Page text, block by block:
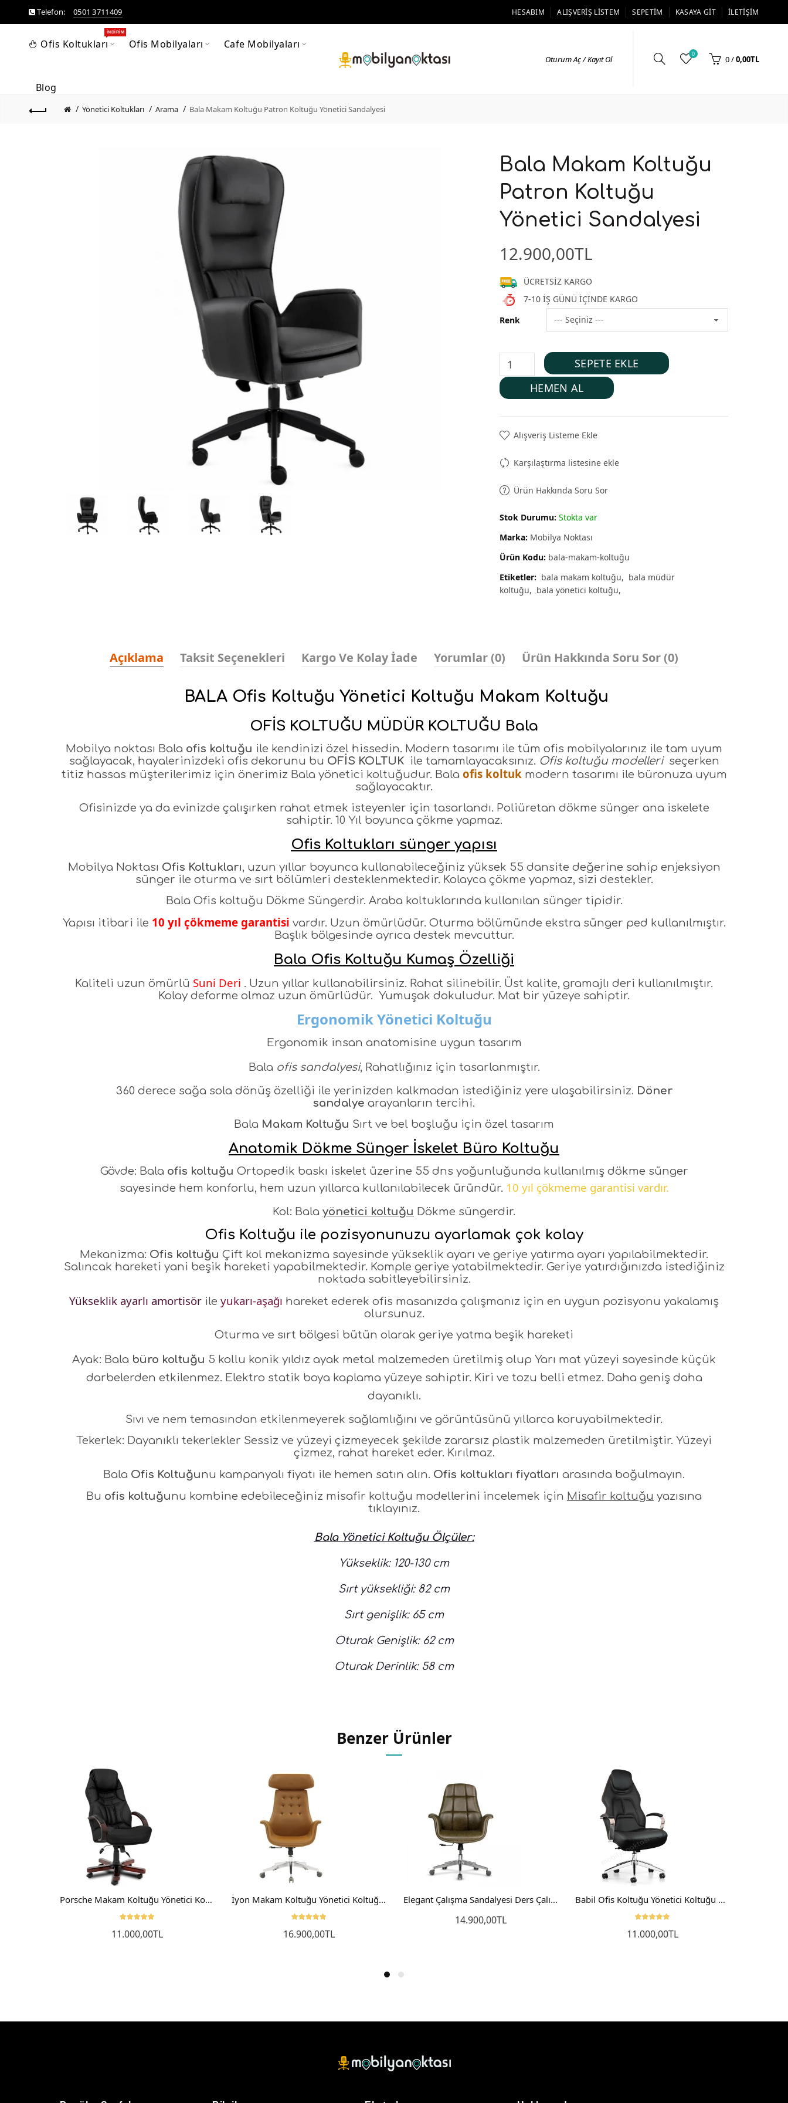
Telefon: 0501 3711409 HESABIM ALIŞVERIŞ LISTEM SEPETIM KASAYA GIT İLETIŞIM
Ofis Koltukları
İNDIRIM
Ofis Mobilyaları Cafe Mobilyaları
Blog
Oturum Aç / Kayıt Ol 0 0/0,00TL
Yönetici Koltukları Arama Bala Makam Koltuğu Patron Koltuğu Yönetici Sandalyesi
Bala Makam Koltuğu
Patron Koltuğu
Yönetici Sandalyesi
12.900,00TL
ÜCRETSİZ KARGO
7-10 İŞ GÜNÜ İÇİNDE KARGO
Renk
SEPETE EKLE
HEMEN AL
Alışveriş Listeme Ekle
Karşılaştırma listesine ekle
Ürün Hakkında Soru Sor
Stok Durumu: Stokta var
Marka: Mobilya Noktası
Ürün Kodu: bala-makam-koltuğu
Etiketler: bala makam koltuğu
bala müdür
koltuğu
bala yönetici koltuğu
Açıklama Taksit Seçenekleri Kargo Ve Kolay İade Yorumlar (0) Ürün Hakkında Soru Sor (0)
BALA Ofis Koltuğu Yönetici Koltuğu Makam Koltuğu
OFİS KOLTUĞU MÜDÜR KOLTUĞU Bala
Mobilya noktası Bala ofis koltuğu ile kendinizi özel hissedin. Modern tasarımı ile tüm ofis mobilyalarınız ile tam uyum
sağlayacak, hayalerinizdeki ofis dekorunu bu OFİS KOLTUKile tamamlayacaksınız. Ofis koltuğu modelleri seçerken
titiz hassas müşterilerimiz için önerimiz Bala yönetici koltuğudur. Bala ofis koltukmodern tasarımı ile büronuza uyum
sağlayacaktır.
Ofisinizde ya da evinizde çalışırken rahat etmek isteyenler için tasarlandı. Poliüretan dökme sünger ana iskelete
sahiptir. 10 Yıl boyunca çökme yapmaz.
Ofis Koltukları sünger yapısı
Mobilya Noktası Ofis Koltukları, uzun yıllar boyunca kullanabileceğiniz yüksek 55 dansite değerine sahip enjeksiyon
sünger ile oturma ve sırt bölümleri desteklenmektedir. Kolayca çökme yapmaz, sizi destekler.
Bala Ofis koltuğu Dökme Süngerdir. Araba koltuklarında kullanılan sünger tipidir.
Yapısı itibari ile 10 yıl çökmeme garantisi vardır. Uzun ömürlüdür. Oturma bölümünde ekstra sünger ped kullanılmıştır.
Başlık bölgesinde ayrıca destek mevcuttur.
Bala Ofis Koltuğu Kumaş Özelliği
Kaliteli uzun ömürlü Suni Deri . Uzun yıllar kullanabilirsiniz. Rahat silinebilir. Üst kalite, gramajlı deri kullanılmıştır.
Kolay deforme olmaz uzun ömürlüdür. Yumuşak dokuludur. Mat bir yüzeye sahiptir.
Ergonomik Yönetici Koltuğu
Ergonomik insan anatomisine uygun tasarım
Bala ofis sandalyesi, Rahatlığınız için tasarlanmıştır.
360 derece sağa sola dönüş özelliği ile yerinizden kalkmadan istediğiniz yere ulaşabilirsiniz. Döner
sandalye arayanların tercihi.
Bala Makam Koltuğu Sırt ve bel boşluğu için özel tasarım
Anatomik Dökme Sünger İskelet Büro Koltuğu
Gövde: Bala ofis koltuğu Ortopedik baskı iskelet üzerine 55 dns yoğunluğunda kullanılmış dökme sünger
sayesinde hem konforlu, hem uzun yıllarca kullanılabilecek üründür. 10 yıl çökmeme garantisi vardır.
Kol: Bala yönetici koltuğu Dökme süngerdir.
Ofis Koltuğu ile pozisyonunuzu ayarlamak çok kolay
Mekanizma: Ofis koltuğu Çift kol mekanizma sayesinde yükseklik ayarı ve geriye yatırma ayarı yapılabilmektedir.
Salıncak hareketi yani beşik hareketi yapabilmektedir. Komple geriye yatabilmektedir. Geriye yatırdığınızda istediğiniz
noktada sabitleyebilirsiniz.
Yükseklik ayarlı amortisör ile yukarı-aşağı hareket ederek ofis masanızda çalışmanız için en uygun pozisyonu yakalamış
olursunuz.
Oturma ve sırt bölgesi bütün olarak geriye yatma beşik hareketi
Ayak: Bala büro koltuğu 5 kollu konik yıldız ayak metal malzemeden üretilmiş olup Yarı mat yüzeyi sayesinde küçük
darbelerden etkilenmez. Elektro statik boya kaplama yüzeye sahiptir. Kiri ve tozu belli etmez. Daha geniş daha
dayanıklı.
Sıvı ve nem temasından etkilenmeyerek sağlamlığını ve görüntüsünü yıllarca koruyabilmektedir.
Tekerlek: Dayanıklı tekerlekler Sessiz ve yüzeyi çizmeyecek şekilde zararsız plastik malzemeden üretilmiştir. Yüzeyi
çizmez, rahat hareket eder. Kırılmaz.
Bala Ofis Koltuğunu kampanyalı fiyatı ile hemen satın alın. Ofis koltukları fiyatları arasında boğulmayın.
Bu ofis koltuğunu kombine edebileceğiniz misafir koltuğu modellerini incelemek için Misafir koltuğu yazısına
tıklayınız.
Bala Yönetici Koltuğu Ölçüler:
Yükseklik: 120-130 cm
Sırt yüksekliği: 82 cm
Sırt genişlik: 65 cm
Oturak Genişlik: 62 cm
Oturak Derinlik: 58 cm
Benzer Ürünler
Porsche Makam Koltuğu Yönetici Koltuğu Ofis Koltuğu Ahşap
11.000,00TL
İyon Makam Koltuğu Yönetici Koltuğu Patron Sandalyesi
16.900,00TL
Elegant Çalışma Sandalyesi Ders Çalışma Koltuğu Bilgisayar Sandalyesi
14.900,00TL
Babil Ofis Koltuğu Yönetici Koltuğu Makam Koltuğu
11.000,00TL